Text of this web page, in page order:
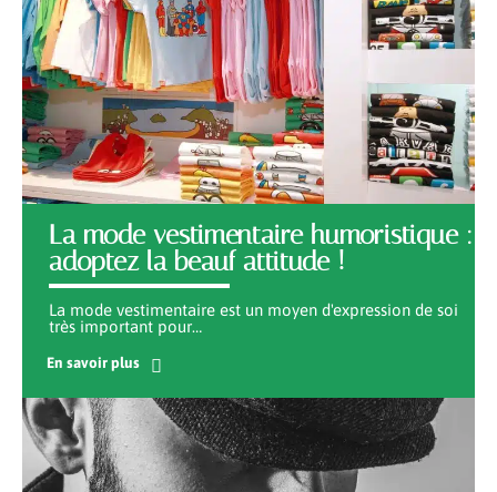
La mode vestimentaire humoristique :
adoptez la beauf attitude !
La mode vestimentaire est un moyen d'expression de soi
très important pour…
En savoir plus